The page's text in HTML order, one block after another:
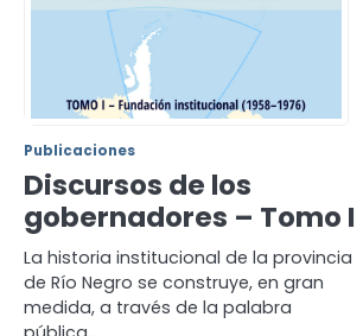
Publicaciones
Discursos de los
gobernadores – Tomo I
La historia institucional de la provincia
de Río Negro se construye, en gran
medida, a través de la palabra